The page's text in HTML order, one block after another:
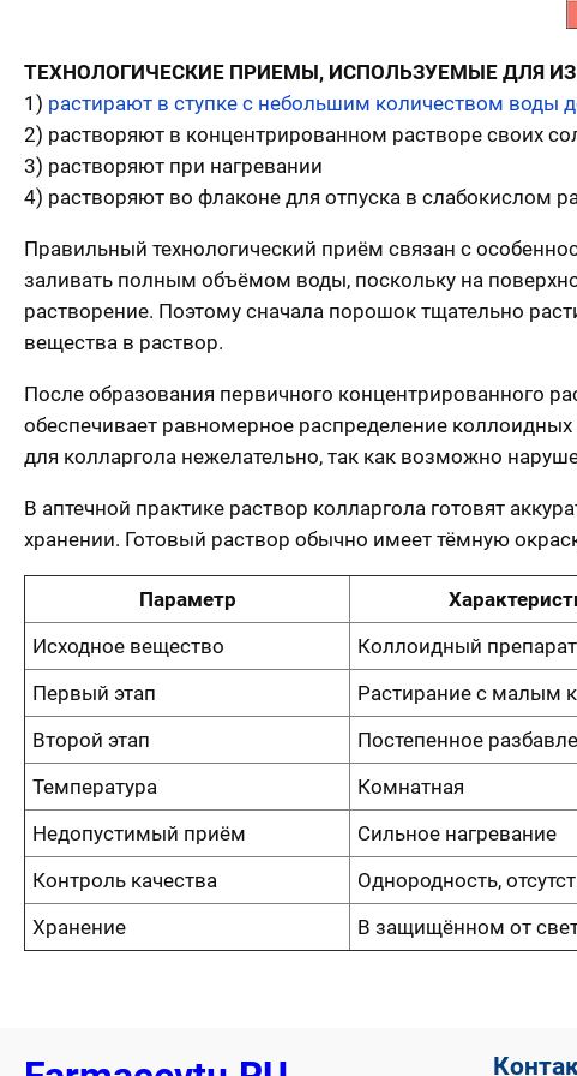
ТЕХНОЛОГИЧЕСКИЕ ПРИЕМЫ, ИСПОЛЬЗУЕМЫЕ ДЛЯ
1) растирают в ступке с небольшим количеством воды
2) растворяют в концентрированном растворе своих
3) растворяют при нагревании
4) растворяют во флаконе для отпуска в слабокислом
Правильный технологический приём связан с
заливать полным объёмом воды, поскольку на
растворение. Поэтому сначала порошок тщательно
вещества в раствор.
После образования первичного концентрированного
обеспечивает равномерное распределение
для колларгола нежелательно, так как возможно
В аптечной практике раствор колларгола готовят
хранении. Готовый раствор обычно имеет тёмную
Параметр
Исходное вещество
Коллоидный
Первый этап
Растирание с малым
Второй этап
Постепенное
Температура
Комнатная
Недопустимый приём
Сильное нагревание
Контроль качества
Однородность,
Хранение
В защищённом от